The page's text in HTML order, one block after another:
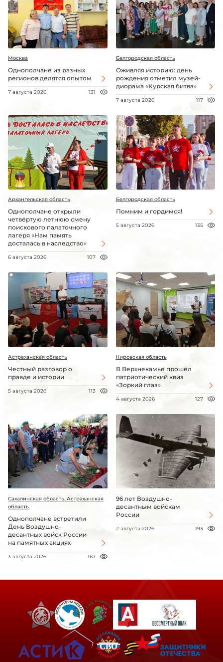
Москва
Однополчане из разных
регионов делятся опытом
7 августа 2026 131
Белгородская область
Оживляя историю: день
рождения отметил музей-
диорама «Курская битва»
7 августа 2026 117
Архангельская область
Однополчане открыли
четвёртую летнюю смену
поискового палаточного
лагеря «Нам память
досталась в наследство»
6 августа 2026 107
Белгородская область
Помним и гордимся!
5 августа 2026 135
Астраханская область
Честный разговор о
правде и истории
5 августа 2026 113
Кировская область
В Верхнекамье прошёл
патриотический квиз
«Зоркий глаз»
4 августа 2026 127
Сахалинская область, Астраханская
область
Однополчане встретили
День Воздушно-
десантных войск России
на памятных акциях
3 августа 2026 167
96 лет Воздушно-
десантным войскам
России
2 августа 2026 193